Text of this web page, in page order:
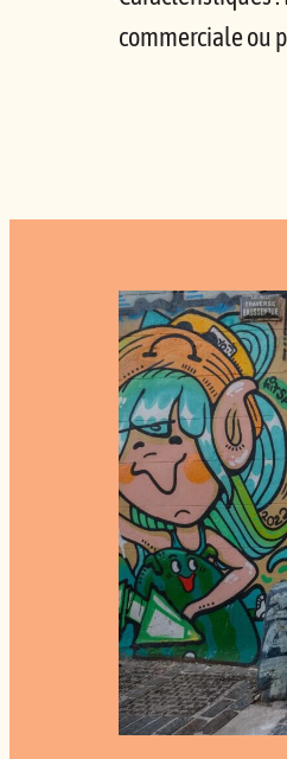
commerciale ou